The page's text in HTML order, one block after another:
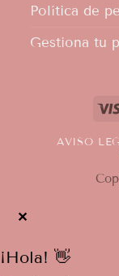
Política de
Gestiona tu
AVISO
✕
¡Hola! 👋